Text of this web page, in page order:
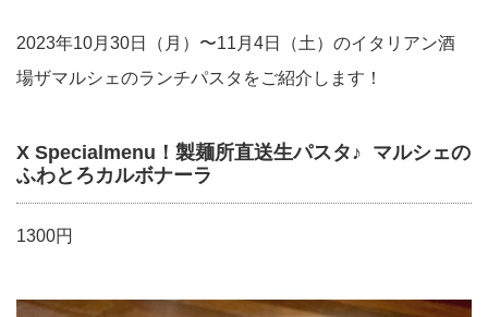
2023年10月30日（月）〜11月4日（土）のイタリアン酒
場ザマルシェのランチパスタをご紹介します！
X Specialmenu！製麺所直送生パスタ♪ マルシェの
ふわとろカルボナーラ
1300円